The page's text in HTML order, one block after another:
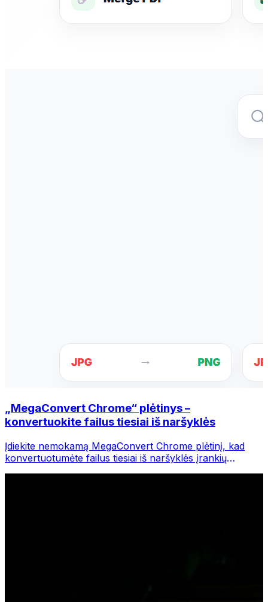
„MegaConvert Chrome“ plėtinys –
konvertuokite failus tiesiai iš naršyklės
Įdiekite nemokamą MegaConvert Chrome plėtinį, kad
konvertuotumėte failus tiesiai iš naršyklės įrankių